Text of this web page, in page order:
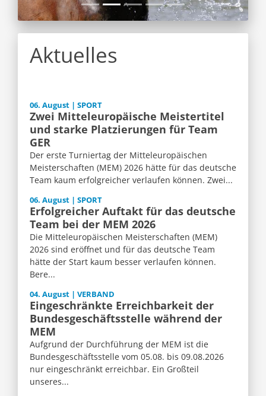
Aktuelles
06. August | SPORT
Zwei Mitteleuropäische Meistertitel
und starke Platzierungen für Team
GER
Der erste Turniertag der Mitteleuropäischen
Meisterschaften (MEM) 2026 hätte für das deutsche
Team kaum erfolgreicher verlaufen können. Zwei...
06. August | SPORT
Erfolgreicher Auftakt für das deutsche
Team bei der MEM 2026
Die Mitteleuropäischen Meisterschaften (MEM)
2026 sind eröffnet und für das deutsche Team
hätte der Start kaum besser verlaufen können.
Bere...
04. August | VERBAND
Eingeschränkte Erreichbarkeit der
Bundesgeschäftsstelle während der
MEM
Aufgrund der Durchführung der MEM ist die
Bundesgeschäftsstelle vom 05.08. bis 09.08.2026
nur eingeschränkt erreichbar. Ein Großteil
unseres...